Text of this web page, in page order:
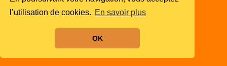
l’utilisation de cookies. En savoir plus
OK